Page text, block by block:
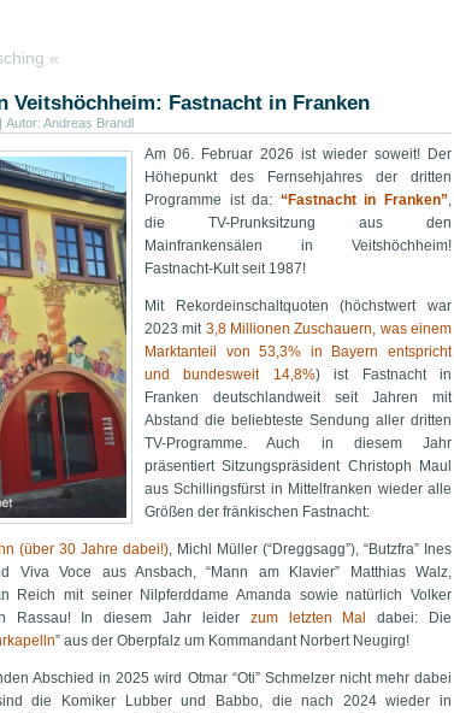
«
Veitshöchheim: Fastnacht in Franken
Autor: Andreas Brandl
Am 06. Februar 2026 ist wieder soweit! Der
Höhepunkt des Fernsehjahres der dritten
Programme ist da: “Fastnacht in Franken”,
die TV-Prunksitzung aus den
Mainfrankensälen in Veitshöchheim!
Fastnacht-Kult seit 1987!
Mit Rekordeinschaltquoten (höchstwert war
2023 mit 3,8 Millionen Zuschauern, was einem
Marktanteil von 53,3% in Bayern entspricht
und bundesweit 14,8%) ist Fastnacht in
Franken deutschlandweit seit Jahren mit
Abstand die beliebteste Sendung aller dritten
TV-Programme. Auch in diesem Jahr
präsentiert Sitzungspräsident Christoph Maul
aus Schillingsfürst in Mittelfranken wieder alle
Größen der fränkischen Fastnacht:
(über 30 Jahre dabei!), Michl Müller (“Dreggsagg”), “Butzfra” Ines
Viva Voce aus Ansbach, “Mann am Klavier” Matthias Walz,
Reich mit seiner Nilpferddame Amanda sowie natürlich Volker
Rassau! In diesem Jahr leider zum letzten Mal
dabei: Die
” aus der Oberpfalz um Kommandant Norbert Neugirg!
Abschied in 2025 wird Otmar “Oti” Schmelzer nicht mehr dabei
die Komiker Lubber und Babbo, die nach 2024 wieder in